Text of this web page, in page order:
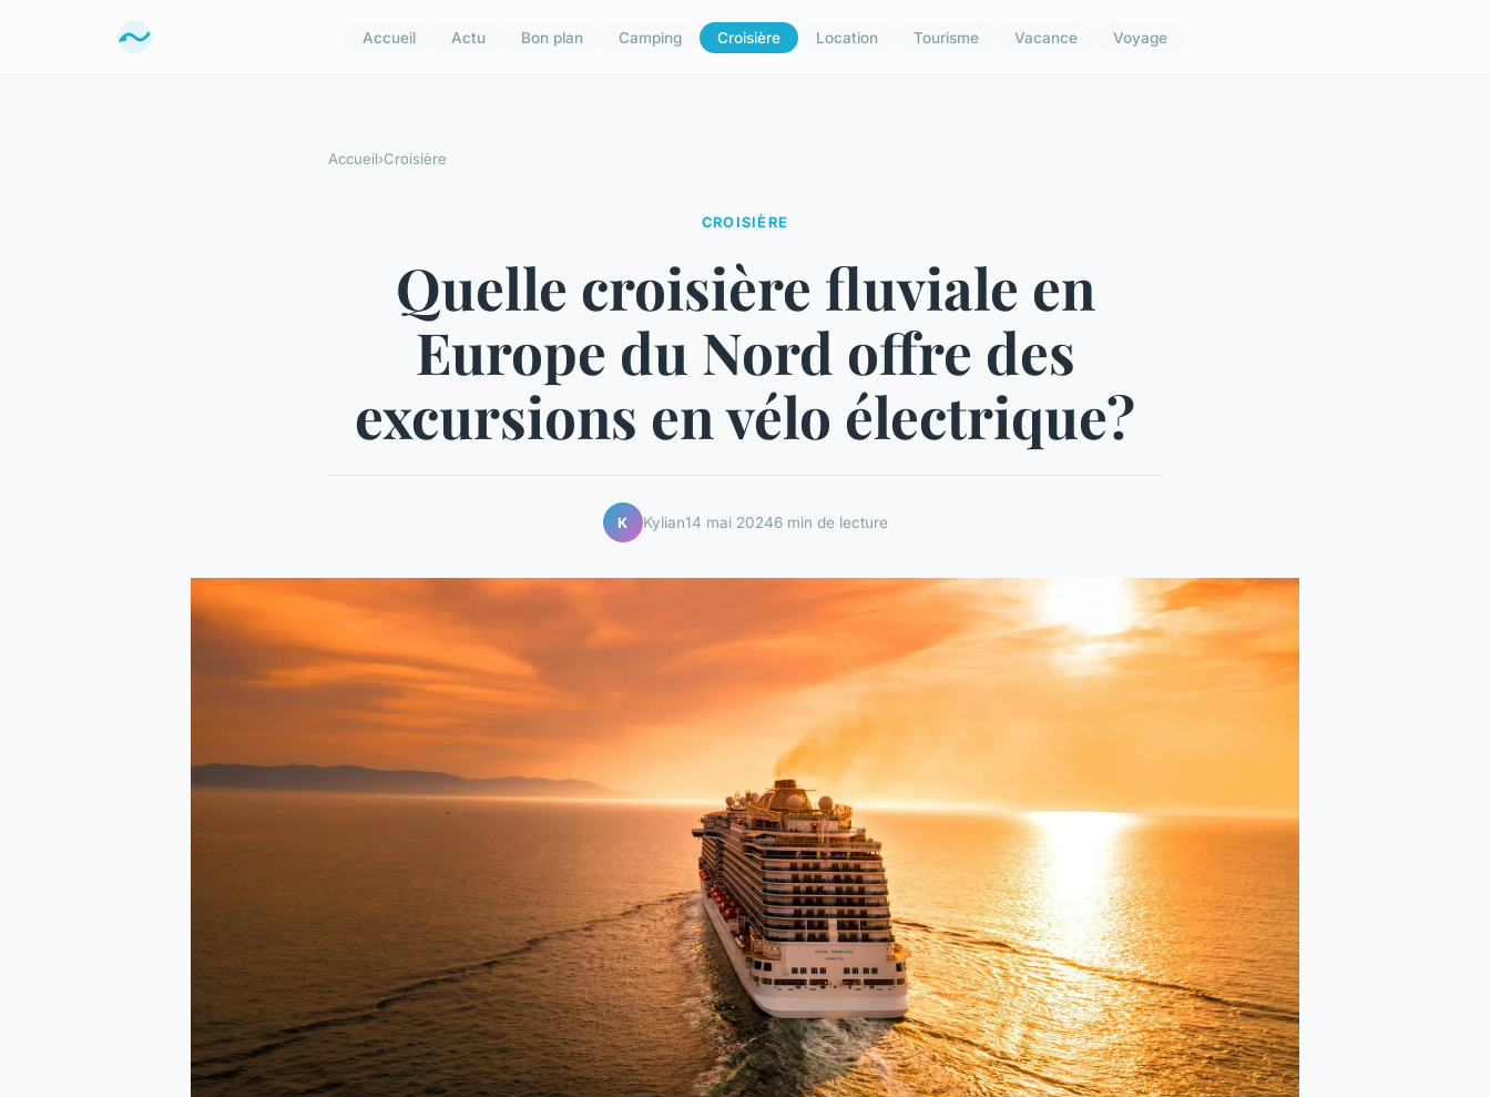
Accueil Actu Bon plan Camping Croisière Location Tourisme Vacance Voyage
Accueil›Croisière
CROISIÈRE
Quelle croisière fluviale en
Europe du Nord offre des
excursions en vélo électrique?
K Kylian14 mai 20246 min de lecture